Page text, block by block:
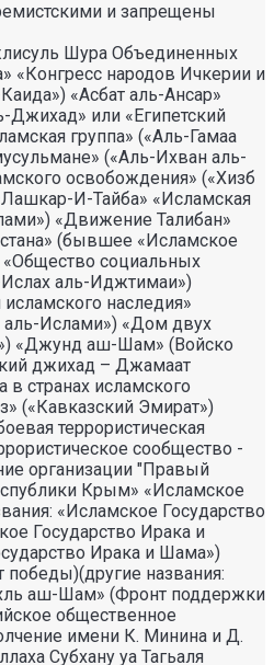
и запрещены
Шура Объединенных
«Конгресс народов Ичкерии и
«Асбат аль-Ансар»
Джихад» или «Египетский
группа» («Аль-Гамаа
(«Аль-Ихван аль-
освобождения» («Хизб
И-Тайба» «Исламская
«Движение Талибан»
(бывшее «Исламское
социальных
аль-Иджтимаи»)
наследия»
аль-Ислами») «Дом двух
«Джунд аш-Шам» (Войско
джихад – Джамаат
странах исламского
(«Кавказский Эмират»)
террористическая
сообщество -
организации "Правый
Крым» «Исламское
«Исламское Государство
Государство Ирака и
Ирака и Шама»)
названия:
аш-Шам» (Фронт поддержки
общественное
имени К. Минина и Д.
Субхану уа Тагьаля